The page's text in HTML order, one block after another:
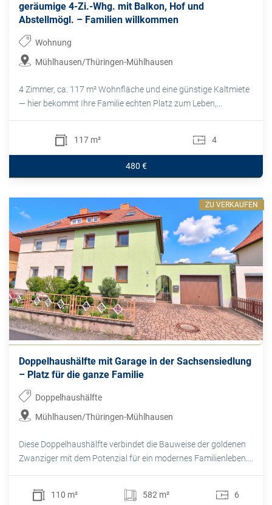
geräumige 4-Zi.-Whg. mit Balkon, Hof und
Abstellmögl. – Familien willkommen
Wohnung
Mühlhausen/Thüringen-Mühlhausen
4 Zimmer, ca. 117 m² Wohnfläche und eine günstige Kaltmiete
— hier bekommt Ihre Familie echten Platz zum Leben,...
117 m² 4
480 €
Doppelhaushälfte mit Garage in der Sachsensiedlung
– Platz für die ganze Familie
Doppelhaushälfte
Mühlhausen/Thüringen-Mühlhausen
Diese Doppelhaushälfte verbindet die Bauweise der goldenen
Zwanziger mit dem Potenzial für ein modernes Familienleben....
110 m² 582 m² 6
ZU VERKAUFEN